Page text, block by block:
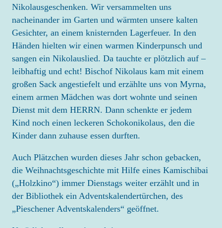
ELTERN
ANMELDUNG
EINGEWÖHNUNG
ELTERNMITARBEIT
ELTERNBEIRAT
DOWNLOAD
KARRIERE
SPENDEN
KONTAKT
Nikolausgeschenken. Wir versammelten uns
nacheinander im Garten und wärmten unsere kalten
Gesichter, an einem knisternden Lagerfeuer. In den
Händen hielten wir einen warmen Kinderpunsch und
sangen ein Nikolauslied. Da tauchte er plötzlich auf –
leibhaftig und echt! Bischof Nikolaus kam mit einem
großen Sack angestiefelt und erzählte uns von Myrna,
einem armen Mädchen was dort wohnte und seinen
Dienst mit dem HERRN. Dann schenkte er jedem
Kind noch einen leckeren Schokonikolaus, den die
Kinder dann zuhause essen durften.
Auch Plätzchen wurden dieses Jahr schon gebacken,
die Weihnachtsgeschichte mit Hilfe eines Kamischibai
(„Holzkino“) immer Dienstags weiter erzählt und in
der Bibliothek ein Adventskalendertürchen, des
„Pieschener Adventskalenders“ geöffnet.